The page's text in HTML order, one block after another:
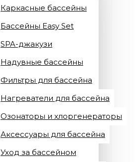
Каркасные бассейны
Бассейны Easy Set
SPA-джакузи
Надувные бассейны
Фильтры для бассейна
Нагреватели для бассейна
Озонаторы и хлоргенераторы
Аксессуары для бассейна
Уход за бассейном